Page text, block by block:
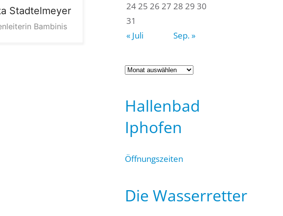
Stadtelmeyer
Bambinis
2425 26 27 28 29 30
31
« Juli
Sep. »
Archiv
Hallenbad
Iphofen
Öffnungszeiten
Die Wasserretter